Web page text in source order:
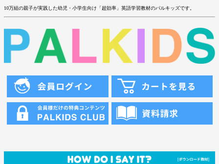
10万組の親子が実践した幼児・小学生向け「超効率」英語学習教材のパルキッズです。